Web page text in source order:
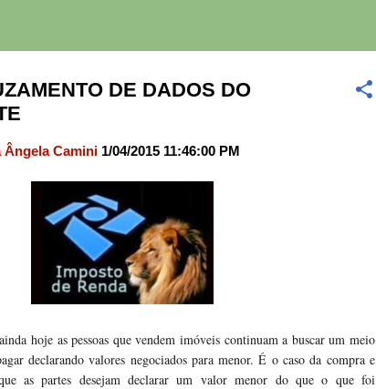
DE DADOS DO
Ângela Camini 1/04/2015 11:46:00 PM
hoje as pessoas que vendem imóveis continuam a buscar um meio
declarando valores negociados para menor. É o caso da compra e
as partes desejam declarar um valor menor do que o que foi